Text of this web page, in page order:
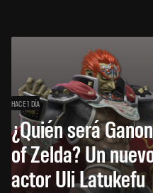
HACE 1 DÍA
¿Quién será
of Zelda? Un
actor Uli Latukefu